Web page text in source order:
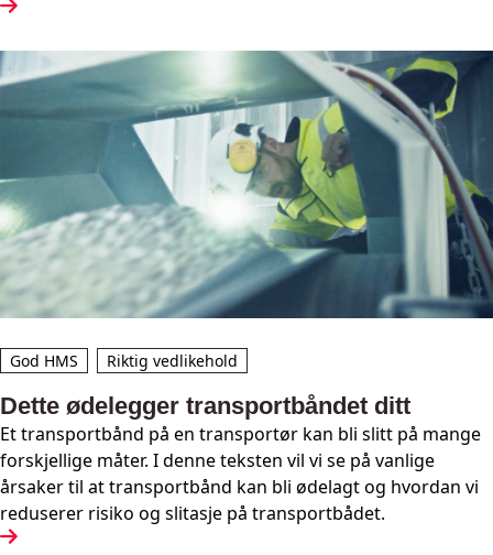
eksempel kan den økende etterspørselen etter elektriske
etterspørsel etter mineraler som litium og kobolt.
God HMS Riktig vedlikehold
Dette ødelegger transportbåndet ditt
Et transportbånd på en transportør kan bli slitt på mange
forskjellige måter. I denne teksten vil vi se på vanlige
årsaker til at transportbånd kan bli ødelagt og hvordan vi
reduserer risiko og slitasje på transportbådet.